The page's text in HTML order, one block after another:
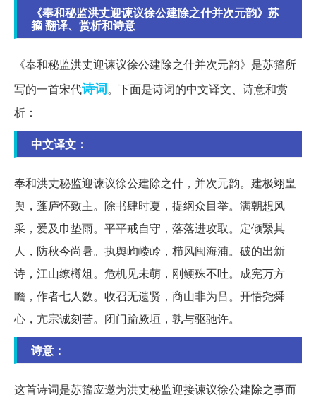
《奉和秘监洪丈迎谏议徐公建除之什并次元韵》苏
籀 翻译、赏析和诗意
《奉和秘监洪丈迎谏议徐公建除之什并次元韵》是苏籀所
写的一首宋代诗词。下面是诗词的中文译文、诗意和赏
析：
中文译文：
奉和洪丈秘监迎谏议徐公建除之什，并次元韵。建极翊皇
舆，蓬庐怀致主。除书肆时夏，提纲众目举。满朝想风
采，爱及巾垫雨。平平戒自守，落落进攻取。定倾繄其
人，防秋今尚暑。执舆岣嵝岭，栉风闽海浦。破的出新
诗，江山缭樽俎。危机见未萌，刚鲠殊不吐。成宪万方
瞻，作者七人数。收召无遗贤，商山非为吕。开悟尧舜
心，亢宗诚刻苦。闭门踰厥垣，孰与驱驰许。
诗意：
这首诗词是苏籀应邀为洪丈秘监迎接谏议徐公建除之事而